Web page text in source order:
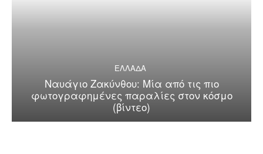
ΕΛΛΑΔΑ
Ναυάγιο Ζακύνθου: Μία από τις πιο
φωτογραφημένες παραλίες στον κόσμο
(βίντεο)